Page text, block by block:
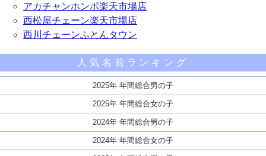
アカチャンホンポ楽天市場店
西松屋チェーン楽天市場店
西川チェーンふとんタウン
人気名前ランキング
2025年 年間総合男の子
2025年 年間総合女の子
2024年 年間総合男の子
2024年 年間総合女の子